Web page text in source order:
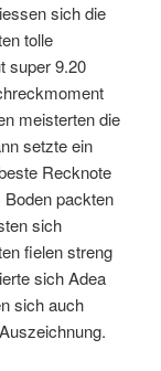
sich die
tolle
super 9.20
meisterten die
setzte ein
Recknote
packten
sich
fielen streng
sich Adea
sich auch